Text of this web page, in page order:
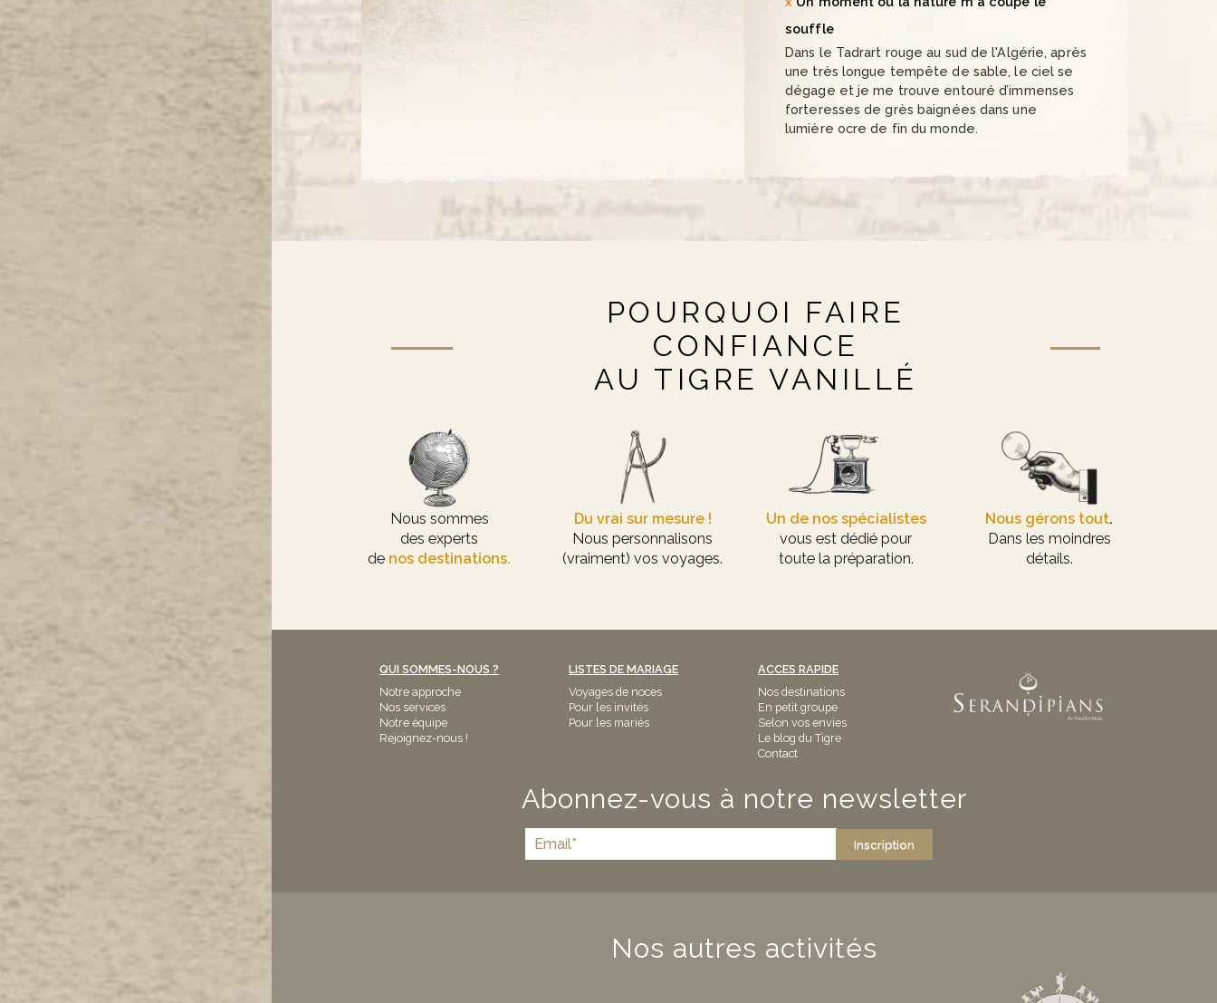
souffle
Dans le Tadrart rouge au sud de l'Algérie, après
une très longue tempête de sable, le ciel se
dégage et je me trouve entouré d’immenses
forteresses de grès baignées dans une
lumière ocre de fin du monde.
POURQUOI FAIRE
CONFIANCE
AU TIGRE VANILLÉ
Nous sommes
des experts
de nos destinations.
Du vrai sur mesure !
Nous personnalisons
(vraiment) vos voyages.
Un de nos spécialistes
vous est dédié pour
toute la préparation.
Nous gérons tout.
Dans les moindres
détails.
QUI SOMMES-NOUS ?
Notre approche
Nos services
Notre équipe
Rejoignez-nous !
LISTES DE MARIAGE
Voyages de noces
Pour les invités
Pour les mariés
ACCES RAPIDE
Nos destinations
En petit groupe
Selon vos envies
Le blog du Tigre
Contact
Abonnez-vous à notre newsletter
Inscription
Nos autres activités